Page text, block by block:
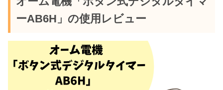
ーAB6H」の使用レビュー